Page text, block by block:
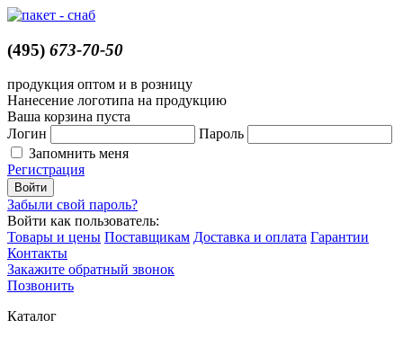
(495) 673-70-50
продукция оптом и в розницу
Нанесение логотипа на продукцию
Ваша корзина пуста
Логин
Пароль
Запомнить меня
Регистрация
Забыли свой пароль?
Войти как пользователь:
Товары и цены Поставщикам Доставка и оплата Гарантии
Контакты
Закажите обратный звонок
Позвонить
Каталог